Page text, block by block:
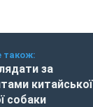
також:
за
китайської
собаки